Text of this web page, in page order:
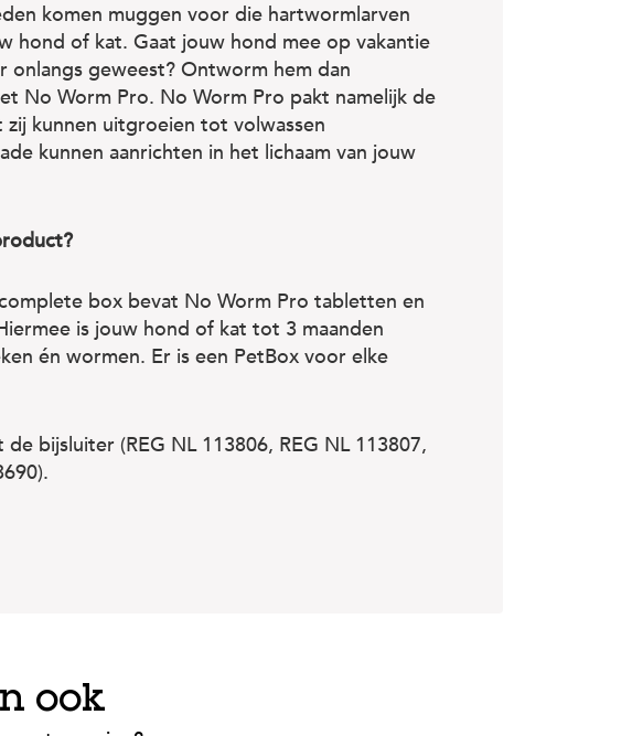
komen muggen voor die hartwormlarven
hond of kat. Gaat jouw hond mee op vakantie
onlangs geweest? Ontworm hem dan
No Worm Pro. No Worm Pro pakt namelijk de
kunnen uitgroeien tot volwassen
kunnen aanrichten in het lichaam van jouw
box bevat No Worm Pro tabletten en
is jouw hond of kat tot 3 maanden
én wormen. Er is een PetBox voor elke
bijsluiter (REG NL 113806, REG NL 113807,
ook